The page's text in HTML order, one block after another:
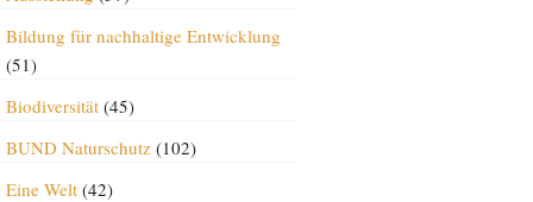
Bildung für nachhaltige Entwicklung
(51)
Biodiversität(45)
BUND Naturschutz(102)
Eine Welt(42)